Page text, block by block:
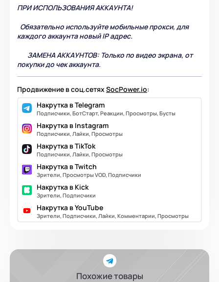
ПРИ ИСПОЛЬЗОВАНИЯ АККАУНТА!
Обязательно используйте мобильные прокси, для
каждого аккаунта новый IP адрес.
ЗАМЕНА АККАУНТОВ: Только по видео экрана, от
покупки до чек аккаунта.
Продвижение в соц.сетяхSocPower.io:
Накрутка в Telegram
Подписчики, БотСтарт, Реакции, Просмотры, Бусты
Накрутка в Instagram
Подписчики, Лайки, Просмотры
Накрутка в TikTok
Подписчики, Лайки, Просмотры
Накрутка в Twitch
Зрители, Просмотры VOD, Подписчики
Накрутка в Kick
Зрители, Подписчики
Накрутка в YouTube
Зрители, Подписчики, Лайки, Комментарии, Просмотры
Похожие товары